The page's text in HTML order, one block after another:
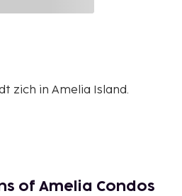
zich in Amelia Island.
of Amelia Condos